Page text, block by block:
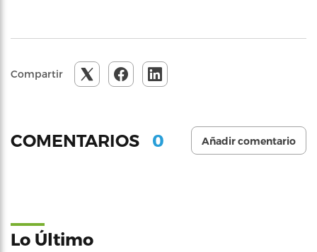
Compartir
COMENTARIOS 0 Añadir comentario
Lo Último